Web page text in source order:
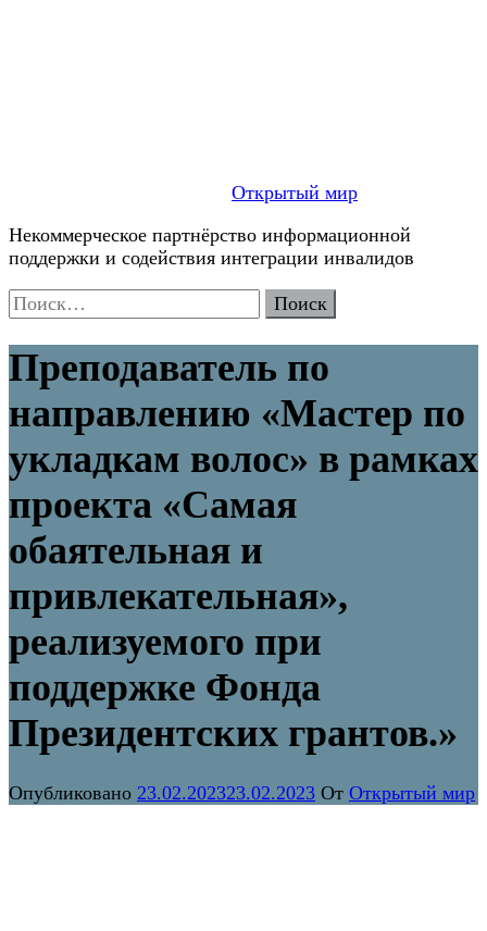
Открытый мир
Некоммерческое партнёрство информационной
поддержки и содействия интеграции инвалидов
Найти:
Преподаватель по
направлению «Мастер по
укладкам волос» в рамках
проекта «Самая
обаятельная и
привлекательная»,
реализуемого при
поддержке Фонда
Президентских грантов.»
Опубликовано 23.02.202323.02.2023 От Открытый мир